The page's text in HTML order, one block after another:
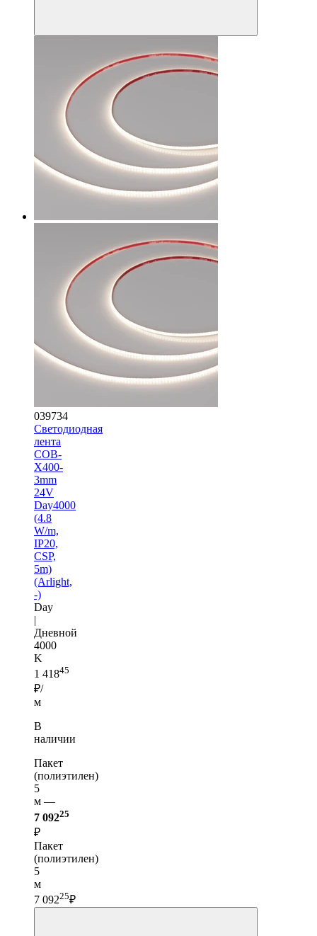
039734
Светодиодная
лента
COB-
X400-
3mm
24V
Day4000
(4.8
W/m,
IP20,
CSP,
5m)
(Arlight,
-)
Day
|
Дневной
4000
K
1 41845
₽/
м
В
наличии
Пакет
(полиэтилен)
5
м —
7 09225
₽
Пакет
(полиэтилен)
5
м
7 09225₽